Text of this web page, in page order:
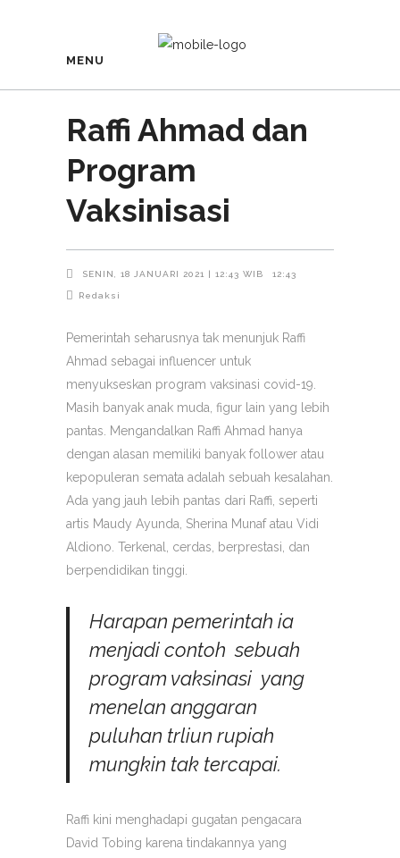
MENU
Raffi Ahmad dan
Program
Vaksinisasi
SENIN, 18 JANUARI 2021 | 12:43 WIB 12:43
Redaksi
Pemerintah seharusnya tak menunjuk Raffi
Ahmad sebagai influencer untuk
menyukseskan program vaksinasi covid-19.
Masih banyak anak muda, figur lain yang lebih
pantas. Mengandalkan Raffi Ahmad hanya
dengan alasan memiliki banyak follower atau
kepopuleran semata adalah sebuah kesalahan.
Ada yang jauh lebih pantas dari Raffi, seperti
artis Maudy Ayunda, Sherina Munaf atau Vidi
Aldiono. Terkenal, cerdas, berprestasi, dan
berpendidikan tinggi.
Harapan pemerintah ia
menjadi contoh sebuah
program vaksinasi yang
menelan anggaran
puluhan trliun rupiah
mungkin tak tercapai.
Raffi kini menghadapi gugatan pengacara
David Tobing karena tindakannya yang